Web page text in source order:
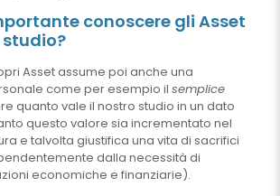
conoscere gli Asset
Asset assume poi anche una
come per esempio il semplice
quanto vale il nostro studio in un dato
questo valore sia incrementato nel
e talvolta giustifica una vita di sacrifici
dalla necessità di
economiche e finanziarie).